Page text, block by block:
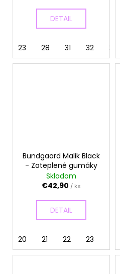
DETAIL
23 28 31 32 33
Bundgaard Malik Black
- Zateplené gumáky
Skladom
€42,90 / ks
DETAIL
20 21 22 23